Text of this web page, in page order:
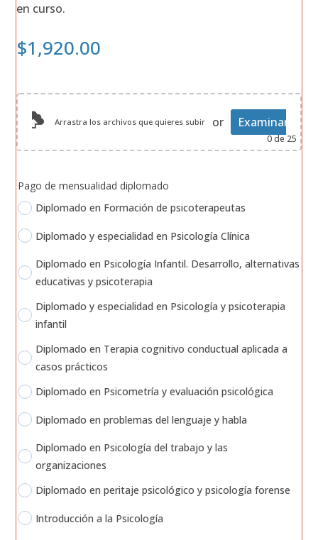
en cur­so.
$1,920.00
Arrastra los archivos que quieres subir or Examinar
0de 25
Pago de mensualidad diplomado
Diplomado en Formación de psicoterapeutas
Diplomado y especialidad en Psicología Clínica
Diplomado en Psicología Infantil. Desarrollo, alternativas
educativas y psicoterapia
Diplomado y especialidad en Psicología y psicoterapia
infantil
Diplomado en Terapia cognitivo conductual aplicada a
casos prácticos
Diplomado en Psicometría y evaluación psicológica
Diplomado en problemas del lenguaje y habla
Diplomado en Psicología del trabajo y las
organizaciones
Diplomado en peritaje psicológico y psicología forense
Introducción a la Psicología